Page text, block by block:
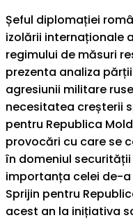
Șeful diplomației
izolării internaționale
regimului de măsuri
prezenta analiza
agresiunii militare
necesitatea creșterii
pentru Republica
provocări cu care se
în domeniul
importanța celei de-a
Sprijin pentru
acest an la inițiativa